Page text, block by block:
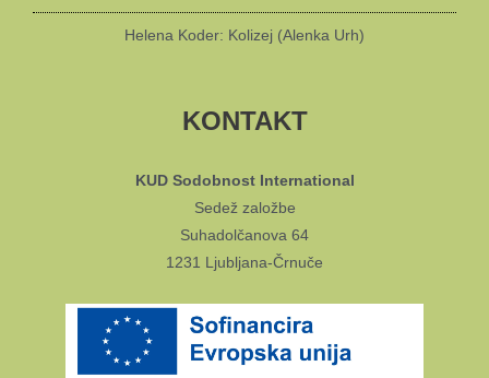
Helena Koder: Kolizej (Alenka Urh)
KONTAKT
KUD Sodobnost International
Sedež založbe
Suhadolčanova 64
1231 Ljubljana-Črnuče